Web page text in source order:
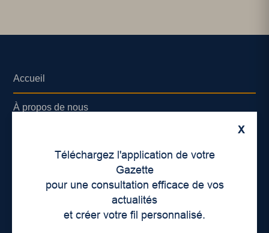
X
Téléchargez l'application de votre
Gazette
pour une consultation efficace de vos
actualités
et créer votre fil personnalisé.
Accueil
À propos de nous
Lieux de distribution